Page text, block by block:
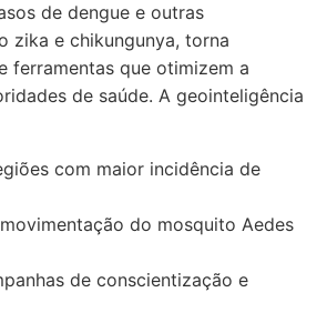
de dengue e outras
zika e chikungunya, torna
ferramentas que otimizem a
de saúde. A geointeligência
com maior incidência de
do mosquito Aedes
de conscientização e